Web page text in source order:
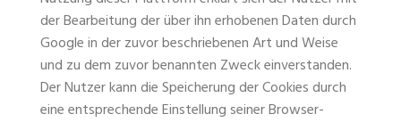
der Bearbeitung der über ihn erhobenen Daten durch
Google in der zuvor beschriebenen Art und Weise
und zu dem zuvor benannten Zweck einverstanden.
Der Nutzer kann die Speicherung der Cookies durch
eine entsprechende Einstellung seiner Browser-